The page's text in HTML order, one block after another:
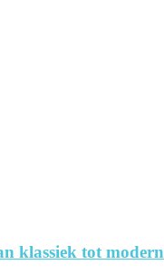
klassiek tot modern